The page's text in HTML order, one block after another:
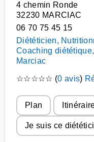
4 chemin Ronde
32230 MARCIAC
06 70 75 45 15
Diététicien,
Coaching
Marciac
☆☆☆☆☆ (0 avis)
Plan
Je suis ce